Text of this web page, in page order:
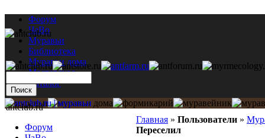
Форум
ЧаВо
Муравьи
Библиотека
Муравьи дома
Мастерская
Каталог
Главная » Пользователи »
Переселил
antclub.ru
Форум